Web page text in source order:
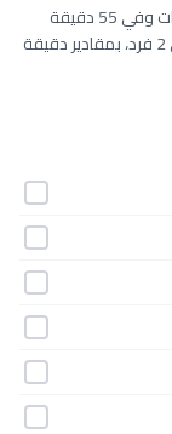
طريقة عمل تارت لولى بوب خطوة بخطوة بـ10 مكونات وفي 55 دقيقة
فقط. وصفة سهلة ومجرّبة من مطبخ دلوقتي تكفي 2 فرد، بمقادير دقيقة